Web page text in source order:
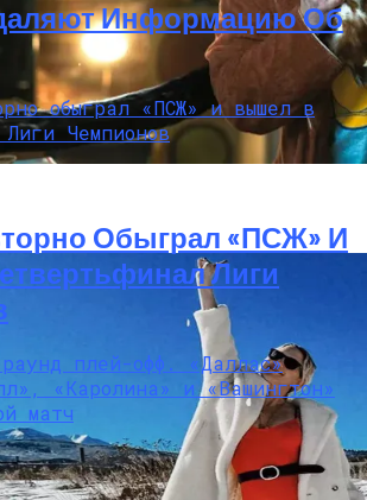
Информацию Об
Обыграл «ПСЖ» И
Лиги